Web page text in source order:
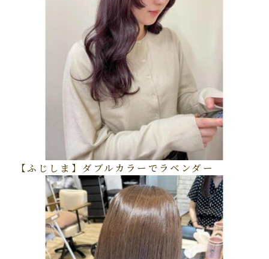
【ふじしま】ダブルカラーでラベンダー